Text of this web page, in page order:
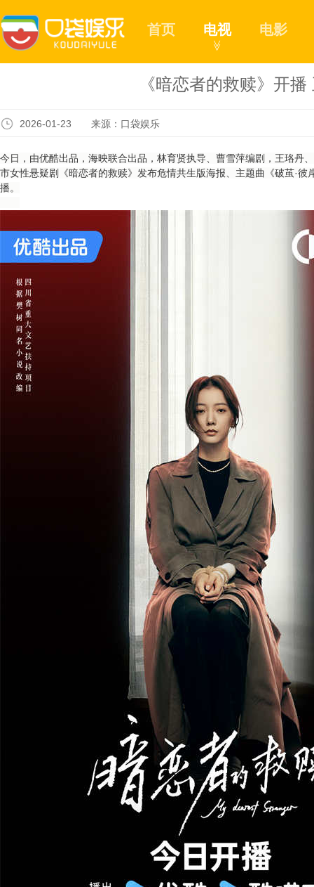
首页 电视
≫
电影
《暗恋者的救赎》开
2026-01-23 来源：口袋娱乐
今日，由优酷出品，海映联合出品，林育贤执导、曹雪萍编剧，王珞丹
市女性悬疑剧《暗恋者的救赎》发布危情共生版海报、主题曲《破茧·
播。